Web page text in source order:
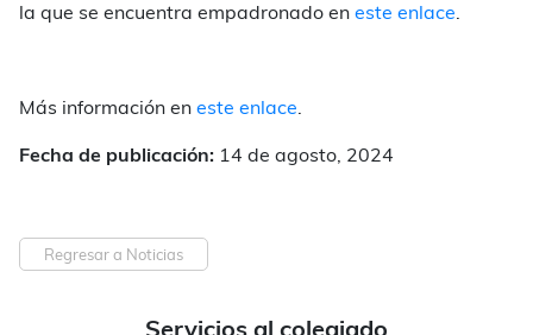
la que se encuentra empadronado en este enlace.
Más información en este enlace.
Fecha de publicación: 14 de agosto, 2024
Regresar a Noticias